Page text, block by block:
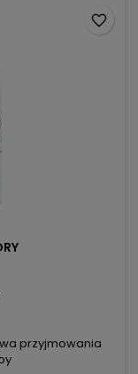
przyjmowania
favorite_border